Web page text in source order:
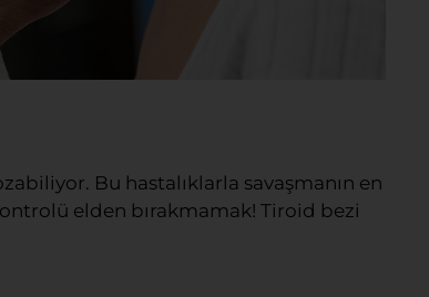
Bu hastalıklarla savaşmanın en
elden bırakmamak! Tiroid bezi